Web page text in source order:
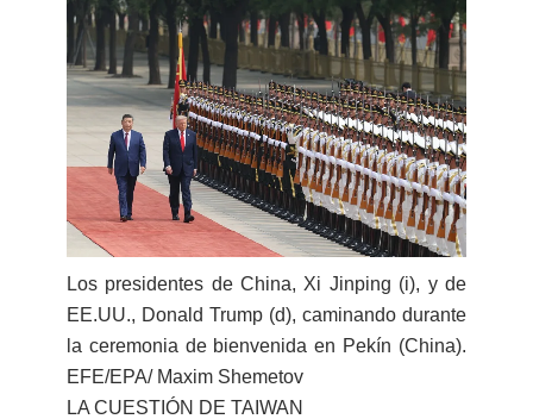
Los presidentes de China, Xi Jinping (i), y de
EE.UU., Donald Trump (d), caminando durante
la ceremonia de bienvenida en Pekín (China).
EFE/EPA/ Maxim Shemetov
LA CUESTIÓN DE TAIWAN